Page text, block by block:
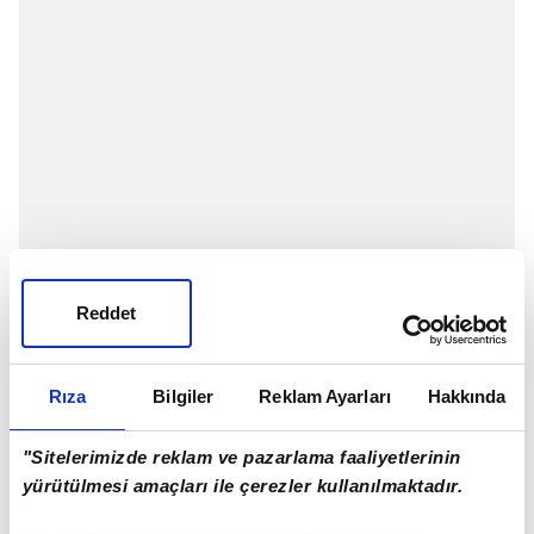
Rıza Bilgiler Reklam Ayarları Hakkında
"Sitelerimizde reklam ve pazarlama faaliyetlerinin
yürütülmesi amaçları ile çerezler kullanılmaktadır.
Reddet